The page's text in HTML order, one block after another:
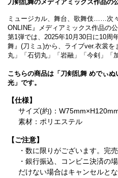
刀剣乱舞のメディアミックス作品の
ミュージカル、舞台、歌舞伎……次
ONLINE』メディアミックス作品の
第1弾では、2025年10月30日に10周
舞』(刀ミュ)から、ライブver.衣裳
丸」「石切丸」「岩融」「今剣」「
こちらの商品は「刀剣乱舞 めでぃ
光」です。
【仕様】
サイズ(約)：
素材：ポリエステル
【ご注意】
・数に限りがございます。完
・銀行振込、コンビニ決済の
だけない場合はキャンセルとな